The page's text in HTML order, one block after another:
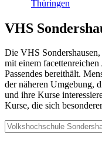
Thüringen
VHS
Die VHS
mit einem
Passendes bereithält.
der näheren Umgebung,
und ihre Kurse
Kurse, die sich